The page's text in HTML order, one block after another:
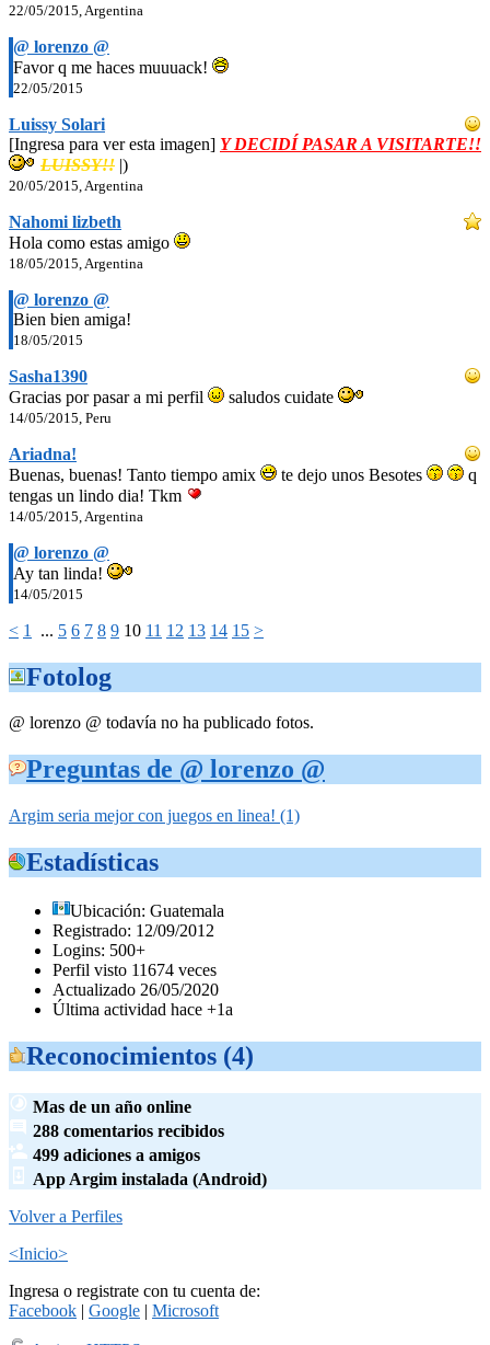
22/05/2015, Argentina
@ lorenzo @
Favor q me haces muuuack!
22/05/2015
Luissy Solari
[Ingresa para ver esta imagen] Y DECIDÍ PASAR A VISITARTE!!
LUISSY!! |)
20/05/2015, Argentina
Nahomi lizbeth
Hola como estas amigo
18/05/2015, Argentina
@ lorenzo @
Bien bien amiga!
18/05/2015
Sasha1390
Gracias por pasar a mi perfil
saludos cuidate
14/05/2015, Peru
Ariadna!
Buenas, buenas! Tanto tiempo amix
te dejo unos Besotes
q
tengas un lindo dia! Tkm
14/05/2015, Argentina
@ lorenzo @
Ay tan linda!
14/05/2015
< 1 ... 5 6 7 8 9 10 11 12 13 14 15 >
Fotolog
@ lorenzo @ todavía no ha publicado fotos.
Preguntas de @ lorenzo @
Argim seria mejor con juegos en linea! (1)
Estadísticas
Ubicación: Guatemala
Registrado: 12/09/2012
Logins: 500+
Perfil visto 11674 veces
Actualizado 26/05/2020
Última actividad hace +1a
Reconocimientos (4)
Mas de un año online
288 comentarios recibidos
499 adiciones a amigos
App Argim instalada (Android)
Volver a Perfiles
<Inicio>
Ingresa o registrate con tu cuenta de:
Facebook | Google | Microsoft